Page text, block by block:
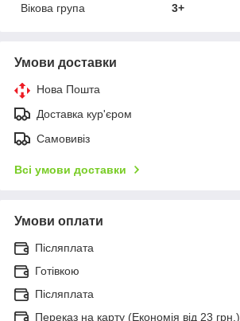
Вікова група
3+
Умови доставки
Нова Пошта
Доставка кур'єром
Самовивіз
Всі умови доставки
Умови оплати
Післяплата
Готівкою
Післяплата
Переказ на карту (Економія від 23 грн.)